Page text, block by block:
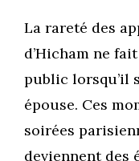
La rareté des
d’Hicham ne
public lorsqu’il
épouse. Ces
soirées
deviennent des